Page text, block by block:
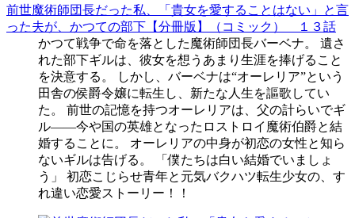
前世魔術師団長だった私、「貴女を愛することはない」と言
った夫が、かつての部下【分冊版】（コミック） １３話
かつて戦争で命を落とした魔術師団長バーベナ。 遺さ
れた部下ギルは、彼女を想うあまり生涯を捧げること
を決意する。 しかし、バーベナは“オーレリア”という
田舎の侯爵令嬢に転生し、新たな人生を謳歌してい
た。 前世の記憶を持つオーレリアは、父の計らいでギ
ル――今や国の英雄となったロストロイ魔術伯爵と結
婚することに。 オーレリアの中身が初恋の女性と知ら
ないギルは告げる。 「僕たちは白い結婚でいましょ
う」 初恋こじらせ青年と元気バクハツ転生少女の、す
れ違い恋愛ストーリー！！